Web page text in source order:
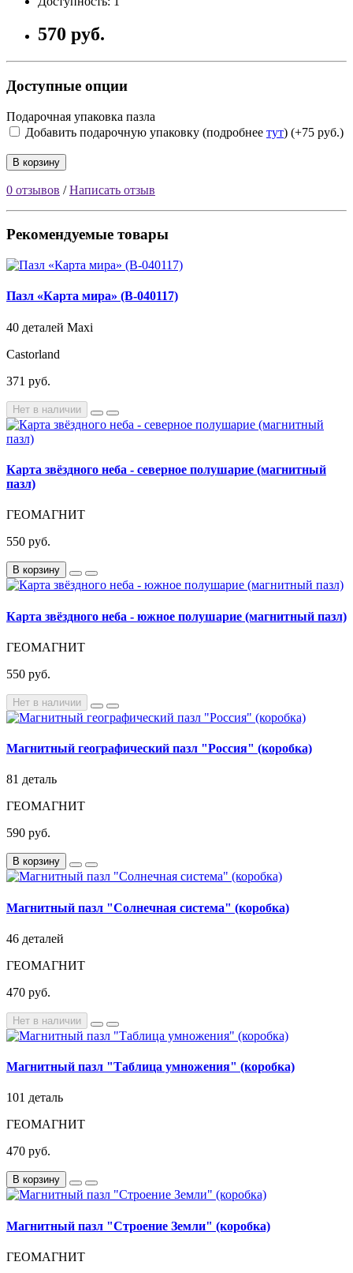
570 руб.
Доступные опции
Подарочная упаковка пазла
Добавить подарочную упаковку (подробнее тут) (+75 руб.)
В корзину
0 отзывов /Написать отзыв
Рекомендуемые товары
Пазл «Карта мира» (B-040117)
40 деталей Maxi
Castorland
371 руб.
Нет в наличии
Карта звёздного неба - северное полушарие (магнитный
пазл)
ГЕОМАГНИТ
550 руб.
В корзину
Карта звёздного неба - южное полушарие (магнитный пазл)
ГЕОМАГНИТ
550 руб.
Нет в наличии
Магнитный географический пазл "Россия" (коробка)
81 деталь
ГЕОМАГНИТ
590 руб.
В корзину
Магнитный пазл "Солнечная система" (коробка)
46 деталей
ГЕОМАГНИТ
470 руб.
Нет в наличии
Магнитный пазл "Таблица умножения" (коробка)
101 деталь
ГЕОМАГНИТ
470 руб.
В корзину
Магнитный пазл "Строение Земли" (коробка)
ГЕОМАГНИТ